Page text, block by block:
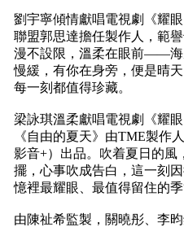
劉宇寧傾情獻唱電視劇《耀
聯盟郭思達擔任製作人，範
漫不設限，溫柔在眼前——海
慢緩，有你在身旁，便是晴
每一刻都值得珍藏。
梁詠琪溫柔獻唱電視劇《耀
《自由的夏天》由TME製作
影音+）出品。吹着夏日的風
擺，心事吹成告白，這一刻
憶裡最耀眼、最值得留住的
由陳祉希監製，關曉彤、李